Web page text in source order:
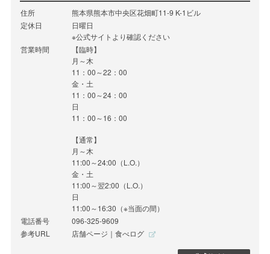
住所
熊本県熊本市中央区花畑町11-9 K-1ビル
定休日
日曜日
※公式サイトより確認ください
営業時間
【臨時】
月～木
11：00～22：00
金・土
11：00～24：00
日
11：00～16：00
【通常】
月～木
11:00～24:00（L.O.）
金・土
11:00～翌2:00（L.O.）
日
11:00～16:30（※当面の間）
電話番号
096-325-9609
参考URL
店舗ページ｜食べログ